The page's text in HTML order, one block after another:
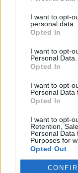
I want to opt-
personal data.
Opted In
I want to opt-
Personal Data.
Opted In
I want to opt-
Personal Data
Opted In
I want to opt-
Retention,
Personal Data
Purposes for
Opted Out
PIÙ LETTI OGGI
7